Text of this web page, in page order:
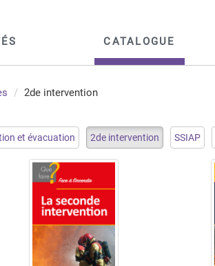
CATALOGUE
2de intervention
et évacuation 2de intervention SSIAP